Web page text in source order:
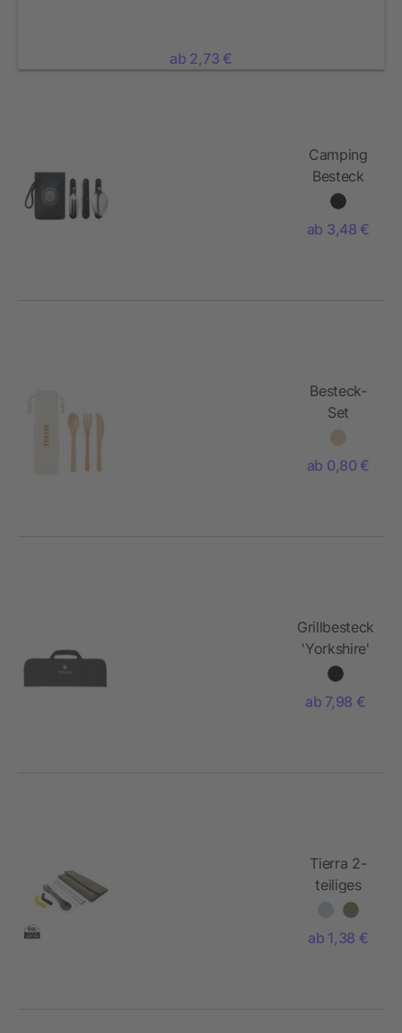
ab 2,73 €
Camping
Besteck
ab 3,48 €
Besteck-
Set
Bambus 3-
ab 0,80 €
Grillbesteck
'Yorkshire'
aus
ab 7,98 €
Tierra 2-
teiliges
Trinkhalm-
Besteckset
ab 1,38 €